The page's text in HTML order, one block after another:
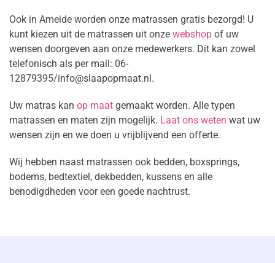
Ook in Ameide worden onze matrassen gratis bezorgd! U
kunt kiezen uit de matrassen uit onze webshop of uw
wensen doorgeven aan onze medewerkers. Dit kan zowel
telefonisch als per mail: 06-
12879395/info@slaapopmaat.nl.
Uw matras kan op maat gemaakt worden. Alle typen
matrassen en maten zijn mogelijk. Laat ons weten wat uw
wensen zijn en we doen u vrijblijvend een offerte.
Wij hebben naast matrassen ook bedden, boxsprings,
bodems, bedtextiel, dekbedden, kussens en alle
benodigdheden voor een goede nachtrust.